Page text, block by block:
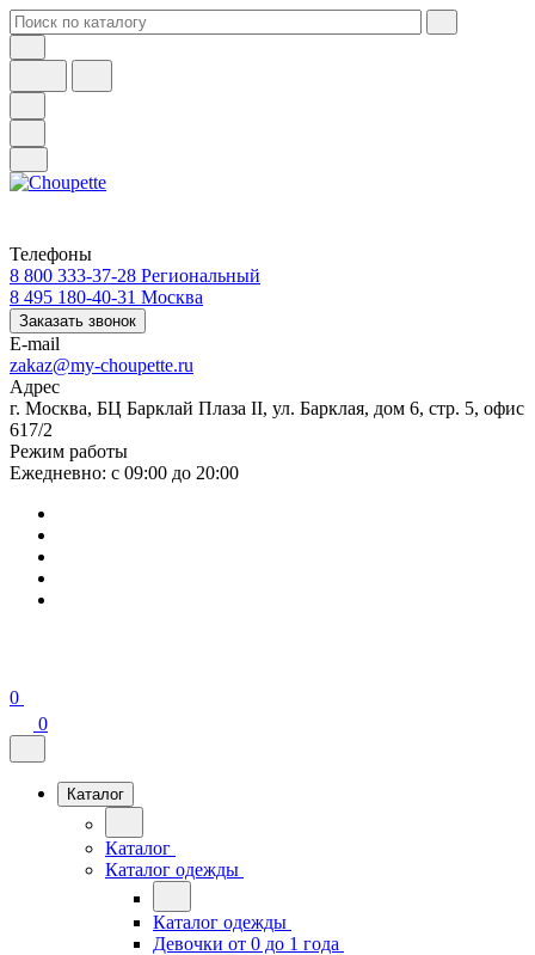
Телефоны
8 800 333-37-28 Региональный
8 495 180-40-31 Москва
Заказать звонок
E-mail
zakaz@my-choupette.ru
Адрес
г. Москва, БЦ Барклай Плаза II, ул. Барклая, дом 6, стр. 5, офис
617/2
Режим работы
Ежедневно: с 09:00 до 20:00
0
0
Каталог
Каталог
Каталог одежды
Каталог одежды
Девочки от 0 до 1 года